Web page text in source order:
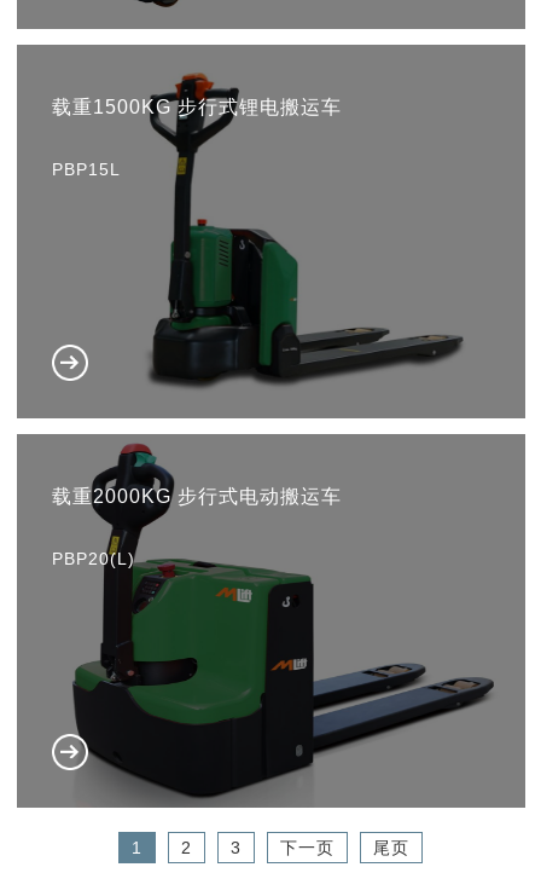
载重1500KG 步行式锂电搬运车
PBP15L
载重2000KG 步行式电动搬运车
PBP20(L)
1 2 3 下一页 尾页